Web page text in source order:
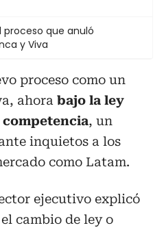
proceso que anuló
y Viva
proceso como un
ahora bajo la ley
competencia, un
inquietos a los
como Latam.
ejecutivo explicó
cambio de ley o